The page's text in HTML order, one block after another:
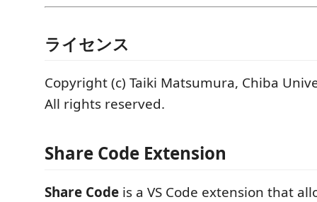
ライセンス
Copyright (c) Taiki Matsumura, Chiba
All rights reserved.
Share Code Extension
Share Code is a VS Code extension that